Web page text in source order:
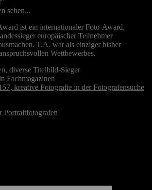
sehen...
ist ein internationaler Foto-Award,
europäischer Teilnehmer
T.A. war als einziger bisher
Wettbewerbes.
diverse Titelbild-Sieger
Fachmagazinen
Portraitfotografen